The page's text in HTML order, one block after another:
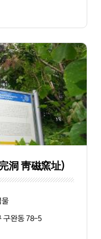
洞 靑磁窯址)
물
구완동 78-5